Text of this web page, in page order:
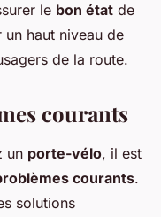
le bon état de
haut niveau de
de la route.
courants
un porte-vélo, il est
courants.
solutions